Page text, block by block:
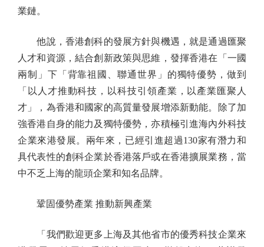
業鏈。
他說，香港創科的發展方針與機遇，就是通過匯聚
人才和資源，結合創新政策與思維，發揮香港在「一國
兩制」下「背靠祖國、聯通世界」的獨特優勢，做到
「以人才推動科技，以科技引領產業，以產業匯聚人
才」，為香港和國家的高質量發展增添新動能。除了加
強香港自身的能力及獨特優勢，亦積極引進海內外科技
企業來港發展。兩年來，已經引進超過130家有潛力和
具代表性的創科企業於香港落戶或在香港擴展業務，當
中不乏上海的龍頭企業和知名品牌。
鞏固優勢產業 推動新興產業
「我們歡迎更多上海及其他省市的優秀科技企業來